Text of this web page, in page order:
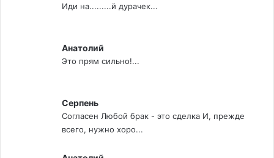
Иди на.........й дурачек...
Анатолий
Это прям сильно!...
Серпень
Согласен Любой брак - это сделка И, прежде
всего, нужно хоро...